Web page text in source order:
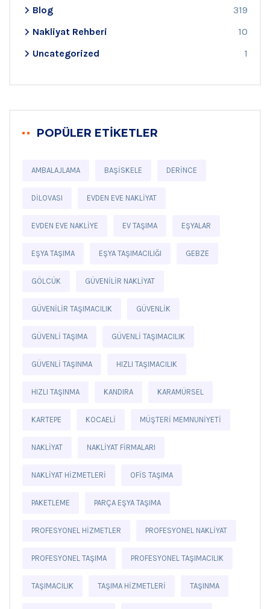
Blog
319
Nakliyat Rehberi
10
Uncategorized
1
POPÜLER ETIKETLER
AMBALAJLAMA BAŞISKELE DERINCE
DILOVASI EVDEN EVE NAKLIYAT
EVDEN EVE NAKLIYE EV TAŞIMA EŞYALAR
EŞYA TAŞIMA EŞYA TAŞIMACILIĞI GEBZE
GÖLCÜK GÜVENILIR NAKLIYAT
GÜVENILIR TAŞIMACILIK GÜVENLIK
GÜVENLI TAŞIMA GÜVENLI TAŞIMACILIK
GÜVENLI TAŞINMA HIZLI TAŞIMACILIK
HIZLI TAŞINMA KANDIRA KARAMÜRSEL
KARTEPE KOCAELI MÜŞTERI MEMNUNIYETI
NAKLIYAT NAKLIYAT FIRMALARI
NAKLIYAT HIZMETLERI OFIS TAŞIMA
PAKETLEME PARÇA EŞYA TAŞIMA
PROFESYONEL HIZMETLER PROFESYONEL NAKLIYAT
PROFESYONEL TAŞIMA PROFESYONEL TAŞIMACILIK
TAŞIMACILIK TAŞIMA HIZMETLERI TAŞINMA